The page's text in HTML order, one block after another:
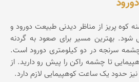
کوه پریز از مناظر دیدنی طبیعت دورود و
بهترین مسیر برای صعود به گردنه
چشمه سرنجه در دو کیلومتری دورود است.
تا چشمه راکن را پیش رو دارید. از
نیز حدود یک ساعت کوهپیمایی لازم دارد.